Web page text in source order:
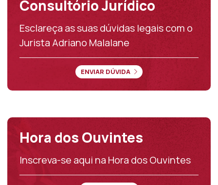
Consultório Jurídico
Esclareça as suas dúvidas legais com o
Jurista Adriano Malalane
ENVIAR DÚVIDA
Hora dos Ouvintes
Inscreva-se aqui na Hora dos Ouvintes